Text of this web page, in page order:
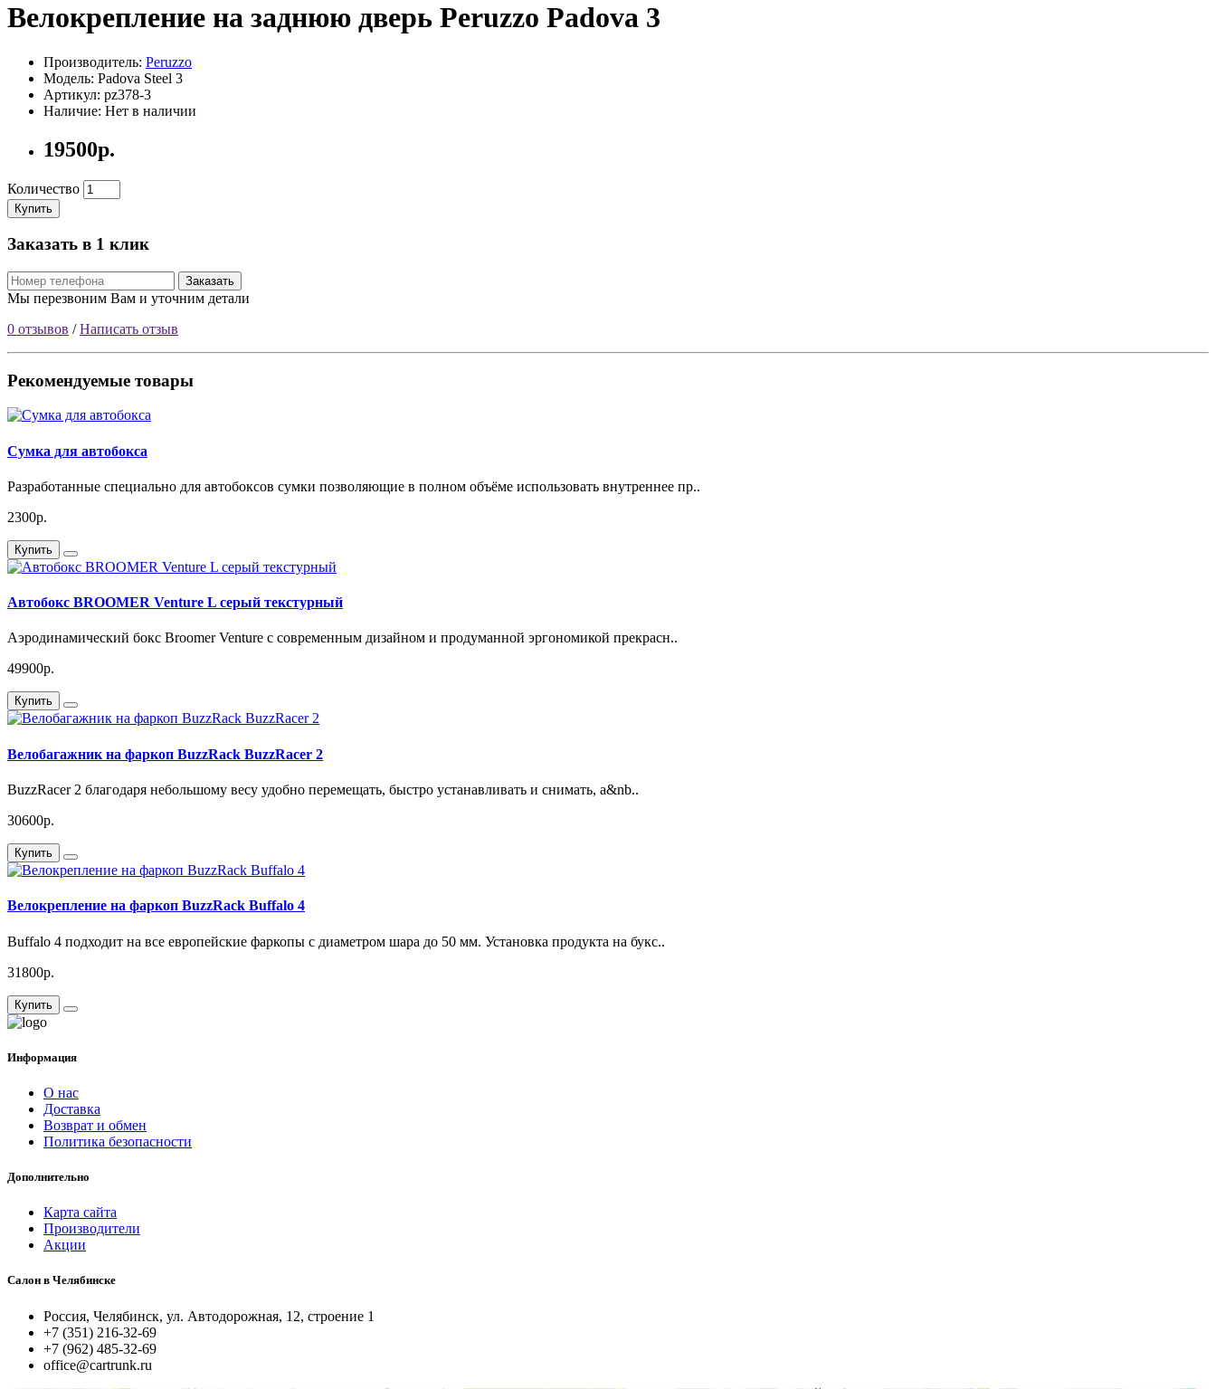
Велокрепление на заднюю дверь Peruzzo Padova 3
Производитель: Peruzzo
Модель: Padova Steel 3
Артикул: pz378-3
Наличие: Нет в наличии
19500р.
Количество
Купить
Заказать в 1 клик
Заказать
Мы перезвоним Вам и уточним детали
0 отзывов /Написать отзыв
Рекомендуемые товары
Сумка для автобокса
Разработанные специально для автобоксов сумки позволяющие в полном объёме использовать внутреннее пр..
2300р.
Купить
Автобокс BROOMER Venture L серый текстурный
Аэродинамический бокс Broomer Venture с современным дизайном и продуманной эргономикой прекрасн..
49900р.
Купить
Велобагажник на фаркоп BuzzRack BuzzRacer 2
BuzzRacer 2 благодаря небольшому весу удобно перемещать, быстро устанавливать и снимать, а&nb..
30600р.
Купить
Велокрепление на фаркоп BuzzRack Buffalo 4
Buffalo 4 подходит на все европейские фаркопы с диаметром шара до 50 мм. Установка продукта на букс..
31800р.
Купить
Информация
О нас
Доставка
Возврат и обмен
Политика безопасности
Дополнительно
Карта сайта
Производители
Акции
Салон в Челябинске
Россия, Челябинск, ул. Автодорожная, 12, строение 1
+7 (351) 216-32-69
+7 (962) 485-32-69
office@cartrunk.ru